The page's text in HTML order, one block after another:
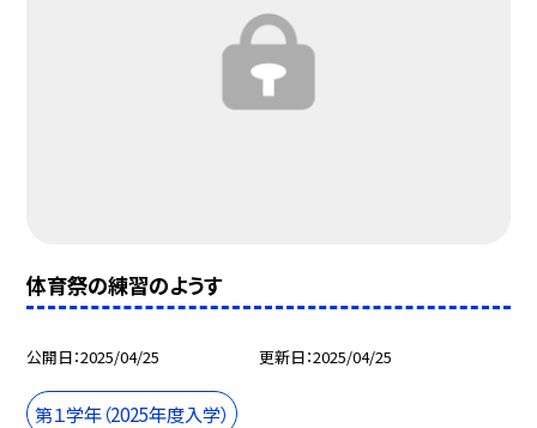
体育祭の練習のようす
公開日 2025/04/25 更新日 2025/04/25
第１学年（2025年度入学）